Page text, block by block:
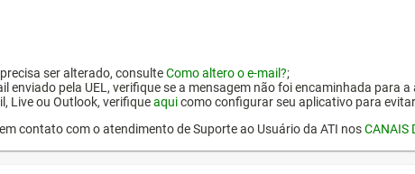
ser alterado, consulteComo altero o e-mail?;
enviado pela UEL, verifique se a mensagem não foi encaminhada para
Live ou Outlook, verifiqueaquicomo configurar seu aplicativo para
contato com o atendimento de Suporte ao Usuário da ATI nosCANAIS